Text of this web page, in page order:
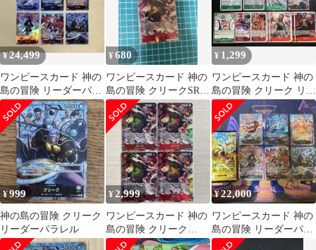
¥ 24,499
ワンピースカード 神の
島の冒険 リーダーパラ
レル 6枚セット ゴッド
パック
¥680
ワンピースカード 神の
島の冒険 クリークSRパ
ラレル
¥ 1,299
ワンピースカード 神の
島の冒険 クリーク リー
ダーパラレル デッキパ
ーツ クロ他
¥999
神の島の冒険 クリーク
リーダーパラレル
¥2,999
ワンピースカード 神の
島の冒険 クリーク
SR★ パラレル 4枚
¥22,000
ワンピースカード 神の
島の冒険 リーダーパラ
レル 6枚セット ゴッド